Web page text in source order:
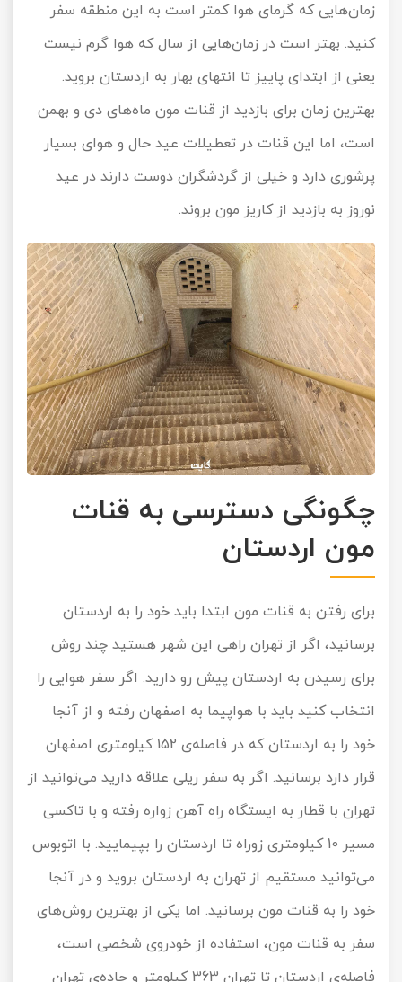
زمان‌هایی که گرمای هوا کمتر است به این منطقه سفر
کنید. بهتر است در زمان‌هایی از سال که هوا گرم نیست
یعنی از ابتدای پاییز تا انتهای بهار به اردستان بروید.
بهترین زمان برای بازدید از قنات مون ماه‌های دی و بهمن
است، اما این قنات در تعطیلات عید حال و هوای بسیار
پرشوری دارد و خیلی از گردشگران دوست دارند در عید
نوروز به بازدید از کاریز مون بروند.
چگونگی دسترسی به قنات
مون اردستان
برای رفتن به قنات مون ابتدا باید خود را به اردستان
برسانید، اگر از تهران راهی این شهر هستید چند روش
برای رسیدن به اردستان پیش رو دارید. اگر سفر هوایی را
انتخاب کنید باید با هواپیما به اصفهان رفته و از آنجا
خود را به اردستان که در فاصله‌ی 152 کیلومتری اصفهان
قرار دارد برسانید. اگر به سفر ریلی علاقه دارید می‌توانید از
تهران با قطار به ایستگاه راه آهن زواره رفته و با تاکسی
مسیر 10 کیلومتری زوراه تا اردستان را بپیمایید. با اتوبوس
می‌توانید مستقیم از تهران به اردستان بروید و در آنجا
خود را به قنات مون برسانید. اما یکی از بهترین روش‌های
سفر به قنات مون، استفاده از خودروی شخصی است،
فاصله‌ی اردستان تا تهران 363 کیلومتر و جاده‌ی تهران